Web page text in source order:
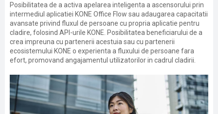
Posibilitatea de a activa apelarea inteligenta a ascensorului prin
intermediul aplicatiei KONE Office Flow sau adaugarea capacitatii
avansate privind fluxul de persoane cu propria aplicatie pentru
cladire, folosind API-urile KONE. Posibilitatea beneficiarului de a
crea impreuna cu partenerii acestuia sau cu partenerii
ecosistemului KONE o experienta a fluxului de persoane fara
efort, promovand angajamentul utilizatorilor in cadrul cladirii.